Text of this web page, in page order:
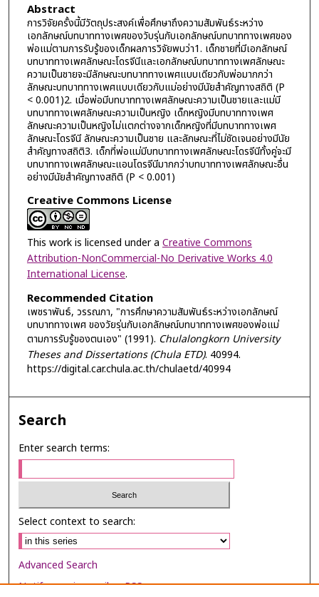
Abstract
การวิจัยครั้งนี้มีวัตถุประสงค์เพื่อศึกษาถึงความสัมพันธ์ระหว่าง
เอกลักษณ์บทบาททางเพศของวับรุ่นกับเอกลักษณ์บทบาททางเพศของ
พ่อแม่ตามการรับรู้ของเด็กผลการวิจัยพบว่า1. เด็กชายที่มีเอกลักษณ์
บทบาททางเพศลักษณะโดรจีนีและเอกลักษณ์บทบาททางเพศลักษณะ
ความเป็นชายจะมีลักษณะบทบาททางเพศแบบเดียวกับพ่อมากกว่า
ลักษณะบทบาททางเพศแบบเดียวกับแม่อย่างมีนัยสำคัญทางสถิติ (P
< 0.001)2. เมื่อพ่อมีบทบาททางเพศลักษณะความเป็นชายและแม่มี
บทบาททางเพศลักษณะความเป็นหญิง เด็กหญิงมีบทบาททางเพศ
ลักษณะความเป็นหญิงไม่แตกต่างจากเด็กหญิงที่มีบทบาททางเพศ
ลักษณะโดรจีนี ลักษณะความเป็นชาย และลักษณะที่ไม่ชัดเจนอย่างมีนัย
สำคัญทางสถิติ3. เด็กที่พ่อแม่มีบทบาททางเพศลักษณะโดรจีนีทั้งคู่จะมี
บทบาททางเพศลักษณะแอนโดรจีนีมากกว่าบทบาททางเพศลักษณะอื่น
อย่างมีนัยสำคัญทางสถิติ (P < 0.001)
Creative Commons License
This work is licensed under a Creative Commons
Attribution-NonCommercial-No Derivative Works 4.0
International License.
Recommended Citation
เพชราพันธ์, วรรณภา, "การศึกษาความสัมพันธ์ระหว่างเอกลักษณ์
บทบาททางเพศ ของวัยรุ่นกับเอกลักษณ์บทบาททางเพศของพ่อแม่
ตามการรับรู้ของตนเอง" (1991). Chulalongkorn University
Theses and Dissertations (Chula ETD). 40994.
https://digital.car.chula.ac.th/chulaetd/40994
Search
Enter search terms:
Select context to search:
Advanced Search
Notify me via email orRSS